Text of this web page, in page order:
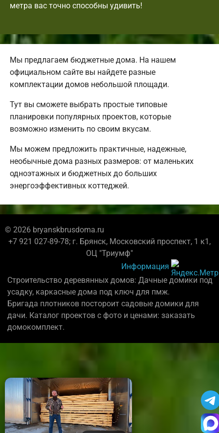
метра вас точно способны удивить!
Мы предлагаем бюджетные дома. На нашем
официальном сайте вы найдете разные
комплектации домов небольшой площади.
Тут вы сможете выбрать простые типовые
планировки популярных проектов, которые
возможно изменить по своим вкусам.
Мы можем предложить практичные, надежные,
необычные дома разных размеров: от маленьких
одноэтажных и бюджетных до больших
энергоэффективных коттеджей.
© 2026 bryanskbrusdoma.ru
+7 921 027-89-78; г. Брянск, Московский проспект, 1 к1,
ОЦ "Триумф"
Информация
Строительство деревянных домов: Дачные домики под
усадку, каркасные дома под ключ для пмж.
Бригада плотников постороит садовые домики для
дачи. Каталог проектов с фото и ценами: заказать
домокомплект.